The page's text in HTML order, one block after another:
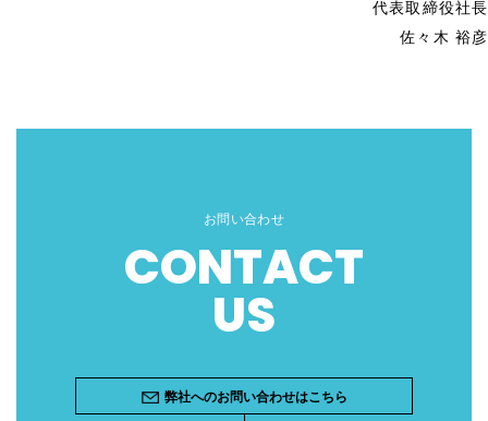
代表取締役社長
佐々木 裕彦
お問い合わせ
CONTACT
US
弊社へのお問い合わせはこちら